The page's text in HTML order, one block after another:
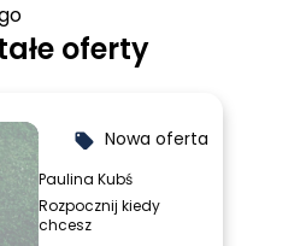
oferty
local_offer Nowa oferta
Paulina Kubś
Rozpocznij kiedy
chcesz